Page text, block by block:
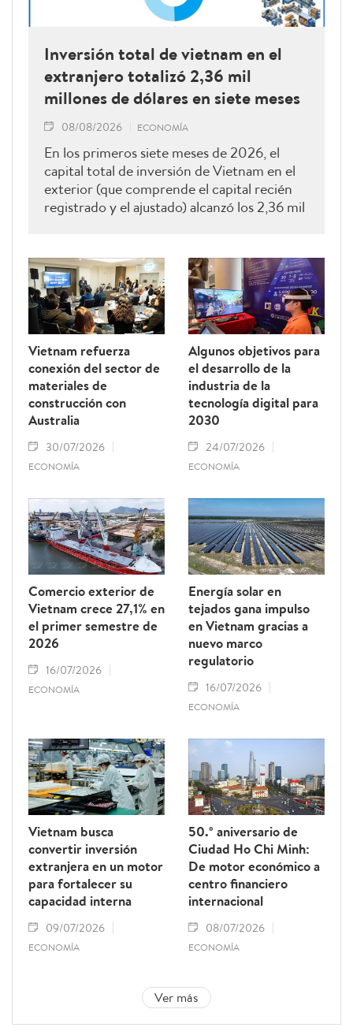
Inversión total de vietnam en el
extranjero totalizó 2,36 mil
millones de dólares en siete meses
08/08/2026 ECONOMÍA
En los primeros siete meses de 2026, el
capital total de inversión de Vietnam en el
exterior (que comprende el capital recién
registrado y el ajustado) alcanzó los 2,36 mil
periodo del año anterior.
Vietnam refuerza
conexión del sector de
materiales de
construcción con
Australia
30/07/2026
ECONOMÍA
Algunos objetivos para
el desarrollo de la
industria de la
tecnología digital para
2030
24/07/2026
ECONOMÍA
Comercio exterior de
Vietnam crece 27,1% en
el primer semestre de
2026
16/07/2026
ECONOMÍA
Energía solar en
tejados gana impulso
en Vietnam gracias a
nuevo marco
regulatorio
16/07/2026
ECONOMÍA
Vietnam busca
convertir inversión
extranjera en un motor
para fortalecer su
capacidad interna
09/07/2026
ECONOMÍA
50.º aniversario de
Ciudad Ho Chi Minh:
De motor económico a
centro financiero
internacional
08/07/2026
ECONOMÍA
Ver más